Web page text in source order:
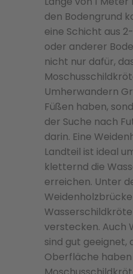
den Bodengrund
eine Schicht aus
oder anderer
nicht nur dafür,
Umherwandern
Füßen haben,
der Suche nach
darin. Eine
Landteil ist ideal
kletternd die
erreichen. Unter
verstecken. Auch
sind gut geeignet,
Oberfläche